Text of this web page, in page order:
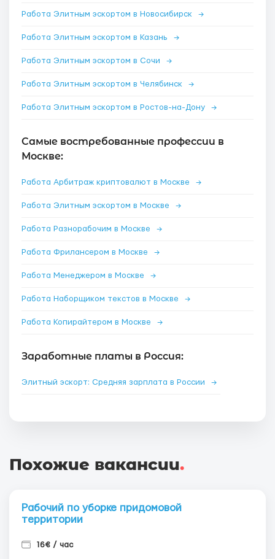
Работа Элитным эскортом в Новосибирск →
Работа Элитным эскортом в Казань →
Работа Элитным эскортом в Сочи →
Работа Элитным эскортом в Челябинск →
Работа Элитным эскортом в Ростов-на-Дону →
Самые востребованные профессии в
Москве:
Работа Арбитраж криптовалют в Москве →
Работа Элитным эскортом в Москве →
Работа Разнорабочим в Москве →
Работа Фрилансером в Москве →
Работа Менеджером в Москве →
Работа Наборщиком текстов в Москве →
Работа Копирайтером в Москве →
Заработные платы в Россия:
Элитный эскорт: Средняя зарплата в России →
Похожие вакансии.
Рабочий по уборке придомовой
территории
16€ / час